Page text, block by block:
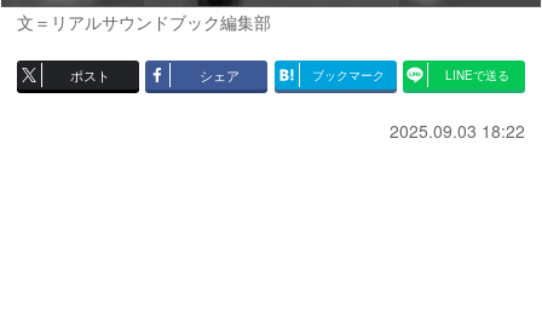
文＝リアルサウンドブック編集部
ポスト シェア ブックマーク LINEで送る
2025.09.03 18:22